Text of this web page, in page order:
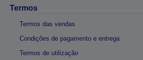
Termos
Termos das vendas
Condições de pagamento e entrega
Termos de utilização